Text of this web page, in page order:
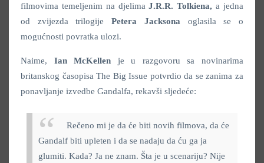
filmovima temeljenim na djelimaJ.R.R. Tolkiena,a jedna
od zvijezda trilogijePetera Jacksona oglasila se o
mogućnosti povratka ulozi.
Naime, Ian McKellen je u razgovoru sa novinarima
britanskog časopisa The Big Issue potvrdio da se zanima za
ponavljanje izvedbe Gandalfa, rekavši sljedeće:
Rečeno mi je da će biti novih filmova, da će
Gandalf biti upleten i da se nadaju da ću ga ja
glumiti. Kada? Ja ne znam. Šta je u scenariju? Nije